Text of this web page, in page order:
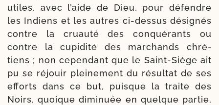
utiles, avec l’aide de Dieu, pour défendre
les Indiens et les autres ci-​dessus dési­gnés
contre la cruau­té des conqué­rants ou
contre la cupi­di­té des mar­chands chré­
tiens ; non cepen­dant que le Saint-​Siège ait
pu se réjouir pleine­ment du résul­tat de ses
efforts dans ce but, puisque la traite des
Noirs, quoique dimi­nuée en quelque par­tie,